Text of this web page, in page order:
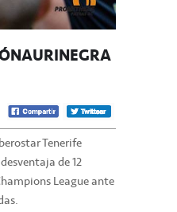
Tenerife
de 12
League ante